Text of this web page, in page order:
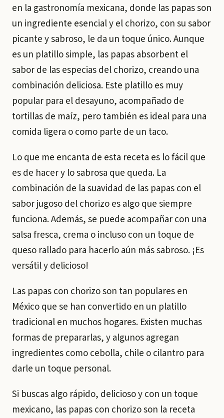
en la gastronomía mexicana, donde las papas son
un ingrediente esencial y el chorizo, con su sabor
picante y sabroso, le da un toque único. Aunque
es un platillo simple, las papas absorbent el
sabor de las especias del chorizo, creando una
combinación deliciosa. Este platillo es muy
popular para el desayuno, acompañado de
tortillas de maíz, pero también es ideal para una
comida ligera o como parte de un taco.
Lo que me encanta de esta receta es lo fácil que
es de hacer y lo sabrosa que queda. La
combinación de la suavidad de las papas con el
sabor jugoso del chorizo es algo que siempre
funciona. Además, se puede acompañar con una
salsa fresca, crema o incluso con un toque de
queso rallado para hacerlo aún más sabroso. ¡Es
versátil y delicioso!
Las papas con chorizo son tan populares en
México que se han convertido en un platillo
tradicional en muchos hogares. Existen muchas
formas de prepararlas, y algunos agregan
ingredientes como cebolla, chile o cilantro para
darle un toque personal.
Si buscas algo rápido, delicioso y con un toque
mexicano, las papas con chorizo son la receta